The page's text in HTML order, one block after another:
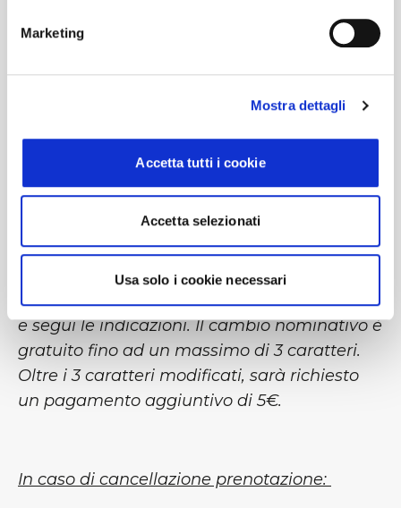
Marketing
Mostra dettagli
Accetta tutti i cookie
Accetta selezionati
Usa solo i cookie necessari
- Per la partenza, è richiesto di
NB: Ricordiamo a tutti che l'eventuale
richiesta di mofidica ordine sarà soggetta ad
un pagamento aggiuntivo pari a 5€.
Per effettuare un CAMBIO NOMINATIVO,
clicca sull'omino di login in alto a dx, vai su
"gestisci prenotazione", inserisci email e PNR
e segui le indicazioni. Il cambio nominativo è
gratuito fino ad un massimo di 3 caratteri.
Oltre i 3 caratteri modificati, sarà richiesto
un pagamento aggiuntivo di 5€.
In caso di cancellazione prenotazione: